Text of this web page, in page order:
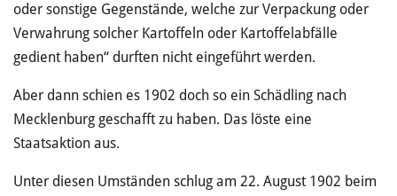
oder sonstige Gegenstände, welche zur Verpackung oder
Verwahrung solcher Kartoffeln oder Kartoffelabfälle
gedient haben“ durften nicht eingeführt werden.
Aber dann schien es 1902 doch so ein Schädling nach
Mecklenburg geschafft zu haben. Das löste eine
Staatsaktion aus.
Unter diesen Umständen schlug am 22. August 1902 beim